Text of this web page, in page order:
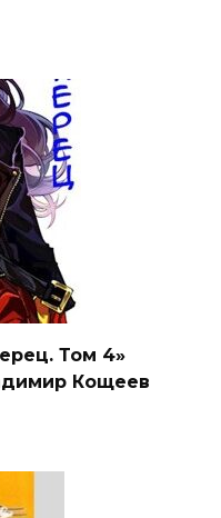
Том 4»
Кощеев